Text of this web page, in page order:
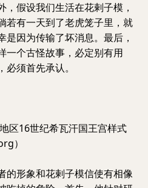
，假设我们生活在花剌子模，
若有一天到了老虎笼子里，就
是因为传输了坏消息。最后，
一个古怪故事，必定别有用
须首先承认。
区16世纪希瓦汗国王宫样式
）
的形象和花剌子模信使有相像